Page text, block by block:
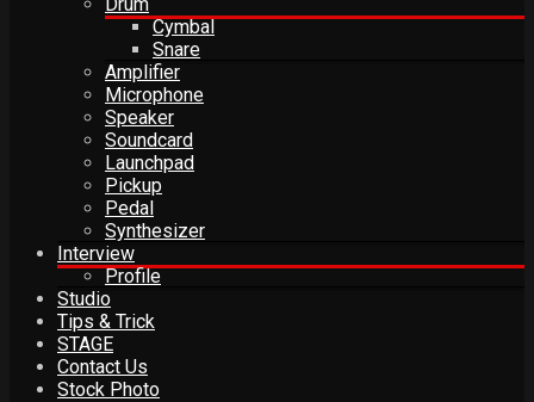
Cymbal
Snare
Amplifier
Microphone
Speaker
Soundcard
Launchpad
Pickup
Pedal
Synthesizer
Interview
Profile
Studio
Tips & Trick
STAGE
Contact Us
Stock Photo